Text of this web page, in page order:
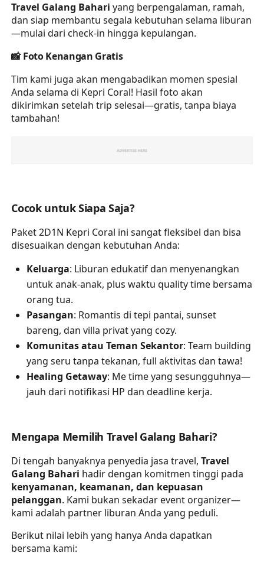
Travel Galang Bahari yang berpengalaman, ramah,
dan siap membantu segala kebutuhan selama liburan
—mulai dari check-in hingga kepulangan.
📸Foto Kenangan Gratis
Tim kami juga akan mengabadikan momen spesial
Anda selama di Kepri Coral! Hasil foto akan
dikirimkan setelah trip selesai—gratis, tanpa biaya
tambahan!
Cocok untuk Siapa Saja?
Paket 2D1N Kepri Coral ini sangat fleksibel dan bisa
disesuaikan dengan kebutuhan Anda:
Keluarga: Liburan edukatif dan menyenangkan
untuk anak-anak, plus waktu quality time bersama
orang tua.
Pasangan: Romantis di tepi pantai, sunset
bareng, dan villa privat yang cozy.
Komunitas atau Teman Sekantor: Team building
yang seru tanpa tekanan, full aktivitas dan tawa!
Healing Getaway: Me time yang sesungguhnya—
jauh dari notifikasi HP dan deadline kerja.
Mengapa Memilih Travel Galang Bahari?
Di tengah banyaknya penyedia jasa travel,Travel
Galang Bahari hadir dengan komitmen tinggi pada
kenyamanan, keamanan, dan kepuasan
pelanggan. Kami bukan sekadar event organizer—
kami adalah partner liburan Anda yang peduli.
Berikut nilai lebih yang hanya Anda dapatkan
bersama kami: